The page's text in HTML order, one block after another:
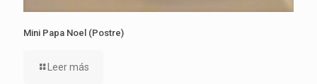
Mini Papa Noel (Postre)
Leer más